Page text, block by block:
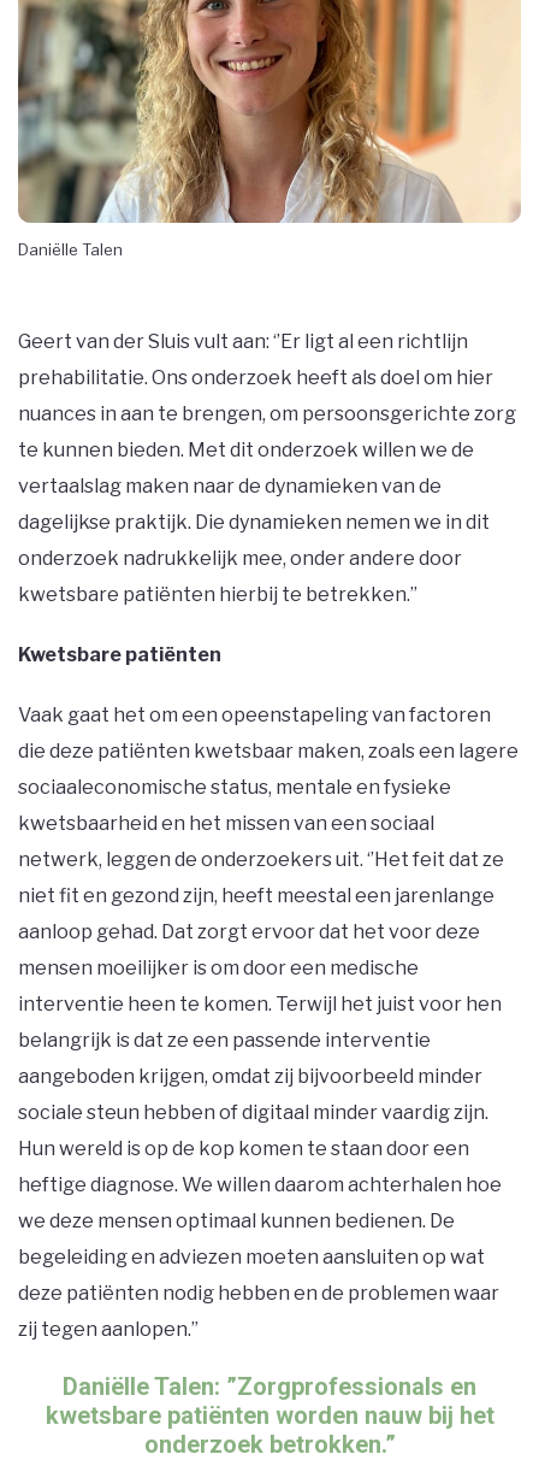
Daniëlle Talen
Geert van der Sluis vult aan: ‘’Er ligt al een richtlijn
prehabilitatie. Ons onderzoek heeft als doel om hier
nuances in aan te brengen, om persoonsgerichte zorg
te kunnen bieden. Met dit onderzoek willen we de
vertaalslag maken naar de dynamieken van de
dagelijkse praktijk. Die dynamieken nemen we in dit
onderzoek nadrukkelijk mee, onder andere door
kwetsbare patiënten hierbij te betrekken.’’
Kwetsbare patiënten
Vaak gaat het om een opeenstapeling van factoren
die deze patiënten kwetsbaar maken, zoals een lagere
sociaaleconomische status, mentale en fysieke
kwetsbaarheid en het missen van een sociaal
netwerk, leggen de onderzoekers uit. ‘’Het feit dat ze
niet fit en gezond zijn, heeft meestal een jarenlange
aanloop gehad. Dat zorgt ervoor dat het voor deze
mensen moeilijker is om door een medische
interventie heen te komen. Terwijl het juist voor hen
belangrijk is dat ze een passende interventie
aangeboden krijgen, omdat zij bijvoorbeeld minder
sociale steun hebben of digitaal minder vaardig zijn.
Hun wereld is op de kop komen te staan door een
heftige diagnose. We willen daarom achterhalen hoe
we deze mensen optimaal kunnen bedienen. De
begeleiding en adviezen moeten aansluiten op wat
deze patiënten nodig hebben en de problemen waar
zij tegen aanlopen.’’
Daniëlle Talen: ”Zorgprofessionals en
kwetsbare patiënten worden nauw bij het
onderzoek betrokken.”